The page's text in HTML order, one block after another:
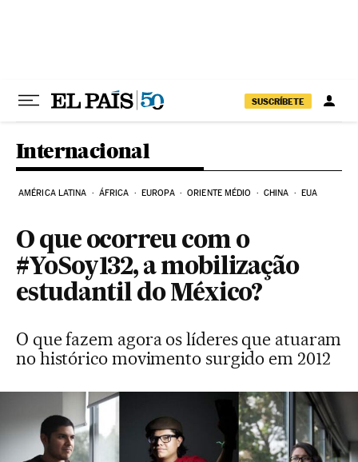
SUSCRÍBETE
Internacional
AMÉRICA LATINA ÁFRICA EUROPA ORIENTE MÉDIO CHINA EUA
O que ocorreu com o
#YoSoy132, a mobilização
estudantil do México?
O que fazem agora os líderes que atuaram
no histórico movimento surgido em 2012